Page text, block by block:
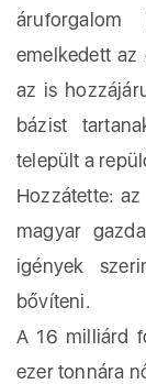
emelkedett az
az is
bázist
települt a
Hozzátette:
magyar
igények
bővíteni.
A 16 milliárd
ezer tonnára